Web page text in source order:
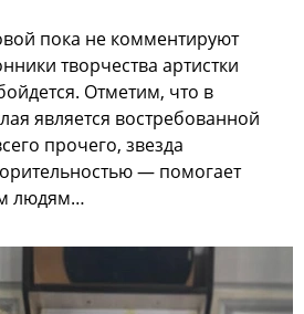
пока не комментируют
творчества артистки
Отметим, что в
является востребованной
прочего, звезда
— помогает
людям…